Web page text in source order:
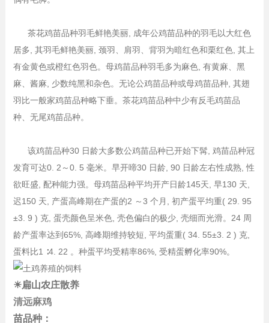
茶花鸡苗品种羽毛鲜艳美丽, 成年公鸡苗品种的羽毛以大红色
居多, 其羽毛鲜艳美丽, 颈羽、肩羽、背羽为暗红色和栗红色, 其上
有金黄色或橙红色羽色。母鸡苗品种羽毛多为麻色, 有黄麻、黑
麻、酱麻, 少数纯黑和杂色。无论公鸡苗品种或母鸡苗品种, 其翅
羽比一般家鸡苗品种略下垂。茶花鸡苗品种中少有反毛鸡苗品
种、无尾鸡苗品种。
该鸡苗品种30 日龄大多数公鸡苗品种已开始下髯, 鸡苗品种冠
发育可达0. 2～0. 5 毫米。早开啼30 日龄, 90 日龄左右性成熟, 性
欲旺盛, 配种能力强。母鸡苗品种平均开产日龄145天, 早130 天,
迟150 天, 产蛋高峰期在产蛋的2 ～3 个月, 初产蛋平均重( 29. 95
±3. 9 ) 克, 蛋壳颜色呈米色, 壳色偏白的极少, 壳细而光滑。24 周
龄产蛋率达到65%, 高峰期维持较短, 平均蛋重( 34. 55±3. 2 ) 克,
蛋料比1 ∶4. 22 。种蛋平均受精率86%, 受精蛋孵化率90%。
☀扁山农庄散养
清远麻鸡
苗品种：